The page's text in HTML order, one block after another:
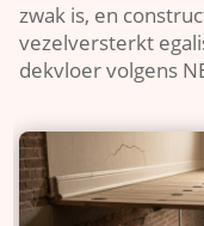
zwak is, en
vezelversterkt
dekvloer volgens